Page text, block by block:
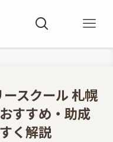
ースクール 札幌
すすめ・助成
く解説